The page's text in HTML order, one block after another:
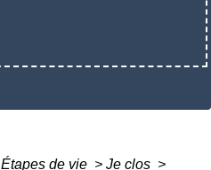
Étapes de vie > Je clos >